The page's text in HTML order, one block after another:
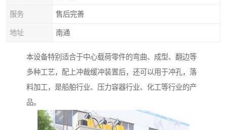
服务 售后完善
地址 南通
本设备特别适合于中心载荷零件的弯曲、成型、翻边等
多种工艺，配上冲裁缓冲装置后，还可以用于冲孔，落
料加工，是船舶行业、压力容器行业、化工等行业的产
品。